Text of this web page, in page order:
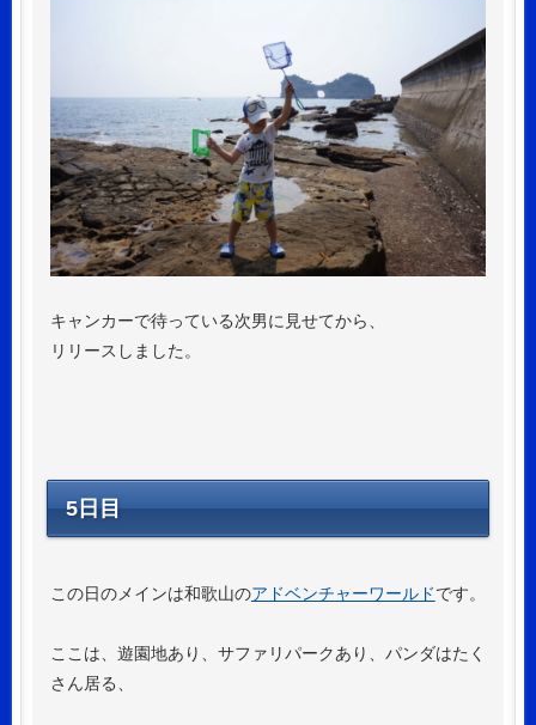
キャンカーで待っている次男に見せてから、
リリースしました。
5日目
この日のメインは和歌山のアドベンチャーワールドです。
ここは、遊園地あり、サファリパークあり、パンダはたく
さん居る、